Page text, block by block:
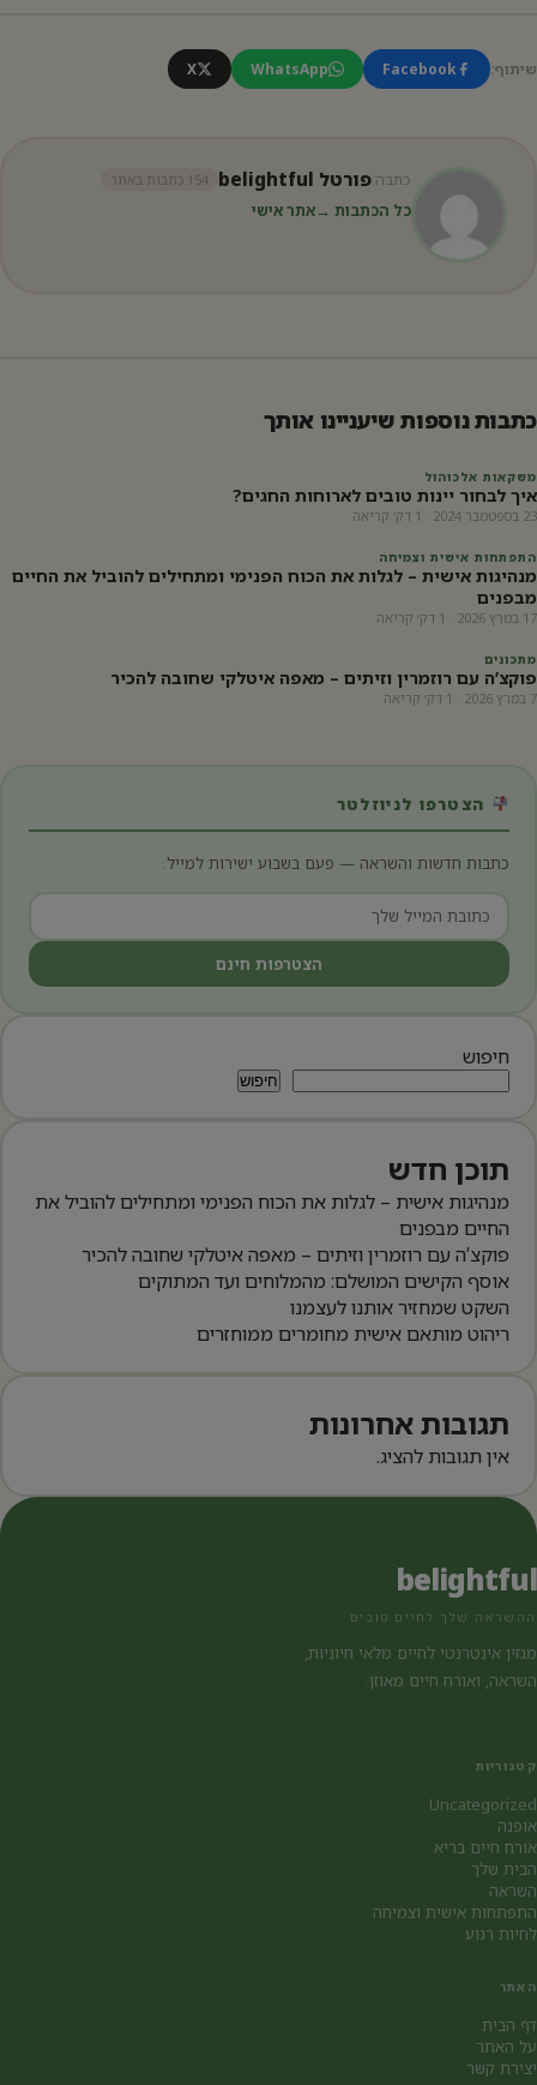
שיתוף: Facebook
WhatsApp
X
כתבה:פורטל belightful 154 כתבות באתר
כל הכתבות →אתר אישי
כתבות נוספות שיעניינו אותך
משקאות אלכוהול
איך לבחור יינות טובים לארוחות החגים?
23 בספטמבר 2024 · 1 דק׳ קריאה
התפתחות אישית וצמיחה
מנהיגות אישית – לגלות את הכוח הפנימי ומתחילים להוביל את החיים
מבפנים
17 במרץ 2026 · 1 דק׳ קריאה
מתכונים
פוקצ’ה עם רוזמרין וזיתים – מאפה איטלקי שחובה להכיר
7 במרץ 2026 · 1 דק׳ קריאה
הצטרפו לניוזלטר
כתבות חדשות והשראה — פעם בשבוע ישירות למייל.
הצטרפות חינם
חיפוש
חיפוש
תוכן חדש
מנהיגות אישית – לגלות את הכוח הפנימי ומתחילים להוביל את
החיים מבפנים
פוקצ’ה עם רוזמרין וזיתים – מאפה איטלקי שחובה להכיר
אוסף הקישים המושלם: מהמלוחים ועד המתוקים
השקט שמחזיר אותנו לעצמנו
ריהוט מותאם אישית מחומרים ממוחזרים
תגובות אחרונות
אין תגובות להציג.
belightful
ההשראה שלך לחיים טובים
מגזין אינטרנטי לחיים מלאי חיוניות,
השראה, ואורח חיים מאוזן.
קטגוריות
Uncategorized
אופנה
אורח חיים בריא
הבית שלך
השראה
התפתחות אישית וצמיחה
לחיות רגוע
האתר
דף הבית
על האתר
יצירת קשר